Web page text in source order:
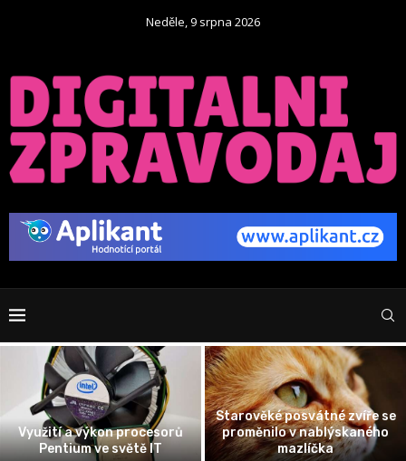
Neděle, 9 srpna 2026
Využití a výkon procesorů
Pentium ve světě IT
Starověké posvátné zvíře se
proměnilo v nablýskaného
mazlíčka